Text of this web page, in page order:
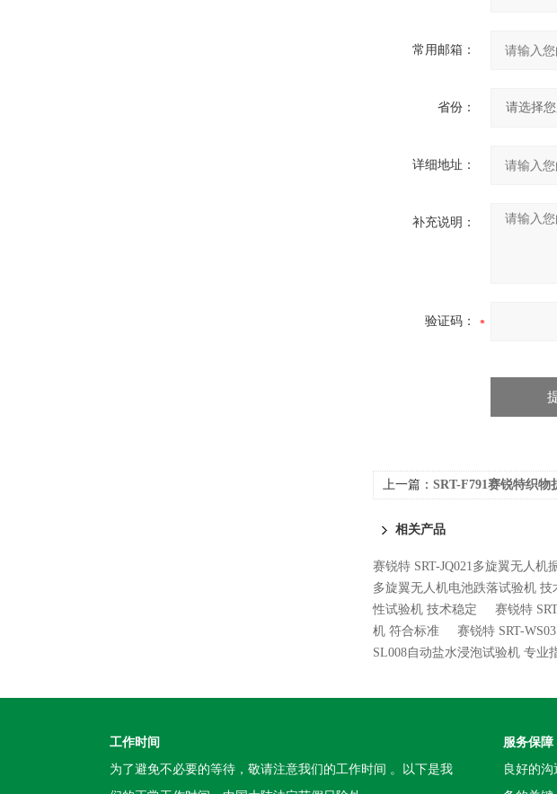
常用邮箱：
省份：
详细地址：
补充说明：
验证码：
上一篇： SRT-F791赛锐特织
相关产品
赛锐特 SRT-JQ021多旋翼无人机
多旋翼无人机电池跌落试验机 技
性试验机 技术稳定
赛锐特
机 符合标准
赛锐特 SRT-
SL008自动盐水浸泡试验机 专业
工作时间
为了避免不必要的等待，敬请注意我们的工作时间 。以下是我
服务保障
良好的